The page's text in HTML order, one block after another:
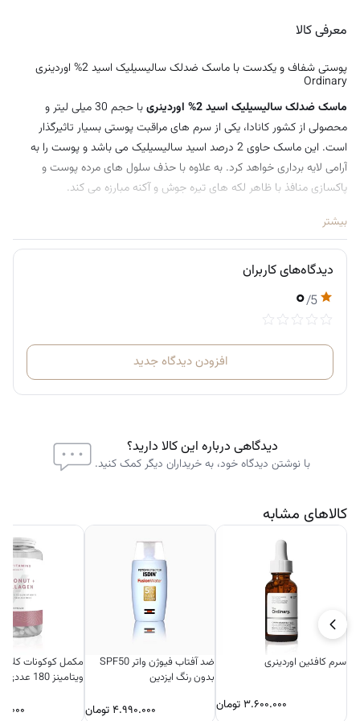
حجم : 50 میلی لیتر
معرفی کالا
پوستی شفاف و یکدست با ماسک ضدلک سالیسیلیک اسید 2% اوردینری
Ordinary
ماسک ضدلک سالیسیلیک اسید 2% اوردینری
با حجم 30 میلی لیتر و
محصولی از کشور کانادا، یکی از سرم های مراقبت پوستی بسیار تاثیرگذار
است. این ماسک حاوی 2 درصد اسید سالیسیلیک می باشد و پوست را به
آرامی لایه برداری خواهد کرد. به علاوه با حذف سلول های مرده پوست و
پاکسازی منافذ با ظاهر لکه های تیره جوش و آکنه مبارزه می کند.
وضوح باعث بهبود شفافیت و یکدست شدن پوست می شود. شما برای خرید
و همچنین
در هر نقطه ای از کشور که
قرار دارید به راحتی می توانید از دسته بندی موجود در فروشگاه نورشاپ
استفاده کنید و همه محصولات مراقبتی و درمانی پوست، محصولات مراقبتی و
درمانی مو و انواع محصولات دارویی و تقویتی نورشاپ را مشاهده و خریداری
به دست شما عزیزان می رسانیم.
بیشتر
دیدگاه‌های کاربران
۰/5
افزودن دیدگاه جدید
دیدگاهی درباره این کالا دارید؟
با نوشتن دیدگاه خود، به خریداران دیگر کمک کنید.
کالاهای مشابه
سرم کافئین اوردینری
۳.۶۰۰.۰۰۰ تومان
ضد آفتاب فیوژن واتر SPF50
بدون رنگ ایزدین
۴.۹۹۰.۰۰۰تومان
مکمل کوکونات
ویتامینز 180 عددی